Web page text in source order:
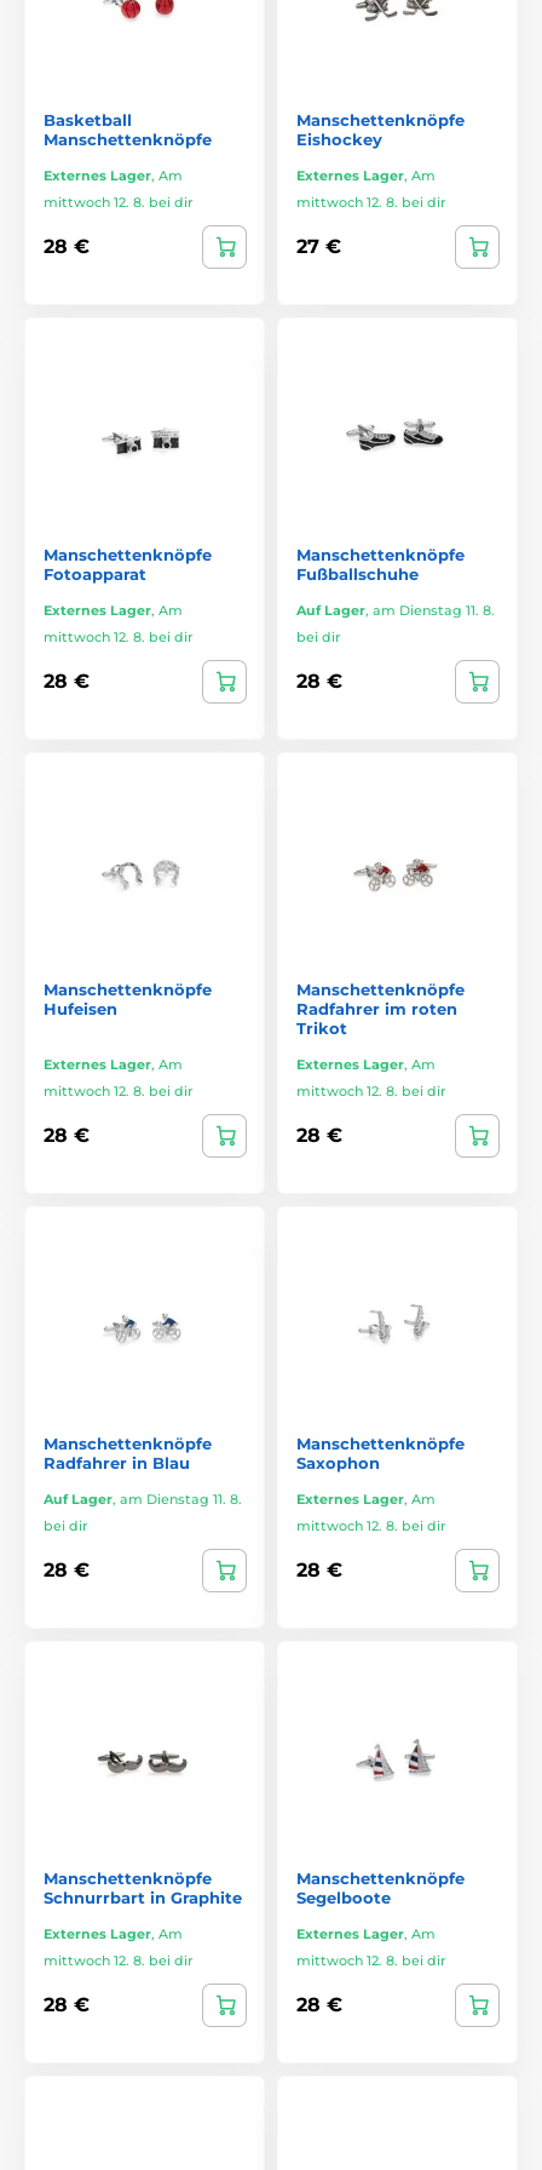
Basketball
Manschettenknöpfe
Externes Lager, Am
mittwoch 12. 8. bei dir
28 €
Manschettenknöpfe
Eishockey
Externes Lager, Am
mittwoch 12. 8. bei dir
27 €
Manschettenknöpfe
Fotoapparat
Externes Lager, Am
mittwoch 12. 8. bei dir
28 €
Manschettenknöpfe
Fußballschuhe
Auf Lager, am Dienstag 11. 8.
bei dir
28 €
Manschettenknöpfe
Hufeisen
Externes Lager, Am
mittwoch 12. 8. bei dir
28 €
Manschettenknöpfe
Radfahrer im roten
Trikot
Externes Lager, Am
mittwoch 12. 8. bei dir
28 €
Manschettenknöpfe
Radfahrer in Blau
Auf Lager, am Dienstag 11. 8.
bei dir
28 €
Manschettenknöpfe
Saxophon
Externes Lager, Am
mittwoch 12. 8. bei dir
28 €
Manschettenknöpfe
Schnurrbart in Graphite
Externes Lager, Am
mittwoch 12. 8. bei dir
28 €
Manschettenknöpfe
Segelboote
Externes Lager, Am
mittwoch 12. 8. bei dir
28 €